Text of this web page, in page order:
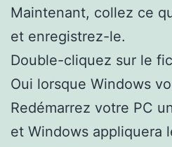
Maintenant, collez ce
et enregistrez-le.
Double-cliquez sur le
Oui lorsque Windows
Redémarrez votre PC
et Windows appliquera